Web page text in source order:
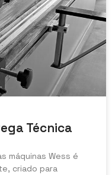
Técnica
máquinas Wess é
criado para